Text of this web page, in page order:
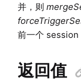
并，则
前一个 session
返回值